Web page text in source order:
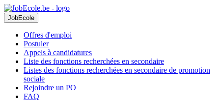
JobEcole
Offres d'emploi
Postuler
Appels à candidatures
Liste des fonctions recherchées en secondaire
Listes des fonctions recherchées en secondaire de promotion
sociale
Rejoindre un PO
FAQ